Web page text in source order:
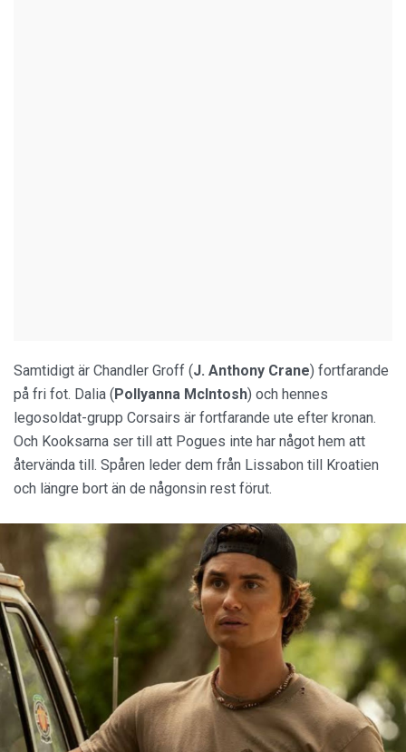
Samtidigt är Chandler Groff (J. Anthony Crane) fortfarande
på fri fot. Dalia (Pollyanna McIntosh) och hennes
legosoldat-grupp Corsairs är fortfarande ute efter kronan.
Och Kooksarna ser till att Pogues inte har något hem att
återvända till. Spåren leder dem från Lissabon till Kroatien
och längre bort än de någonsin rest förut.